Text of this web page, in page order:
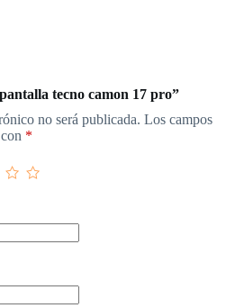
tecno camon 17 pro”
no será publicada. Los campos
*